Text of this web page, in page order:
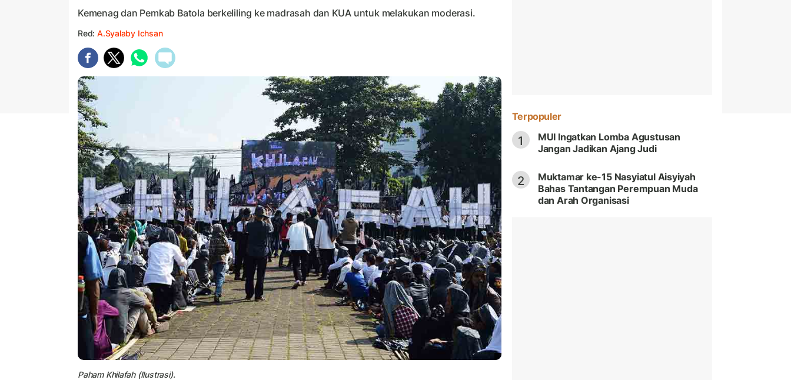
Kemenag dan Pemkab Batola berkeliling ke madrasah dan KUA untuk melakukan moderasi.
Red: A.Syalaby Ichsan
Paham Khilafah (Ilustrasi).
Terpopuler
1
MUI Ingatkan Lomba Agustusan
Jangan Jadikan Ajang Judi
2
Muktamar ke-15 Nasyiatul Aisyiyah
Bahas Tantangan Perempuan Muda
dan Arah Organisasi